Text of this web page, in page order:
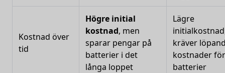
Kostnad över
tid
Högre initial
kostnad, men
sparar pengar på
batterier i det
långa loppet
Lägre
kräver
kostnader för
batterier